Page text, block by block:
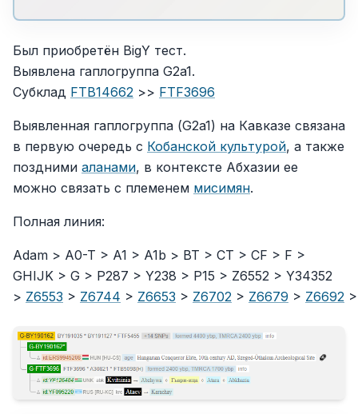
Был приобретён BigY тест.
Выявлена гаплогруппа G2a1.
Субклад FTB14662 >> FTF3696
Выявленная гаплогруппа (G2a1) на Кавказе связана
в первую очередь с Кобанской культурой, а также
поздними аланами, в контексте Абхазии ее
можно связать с племенем мисимян.
Полная линия:
Adam > A0-T > A1 > A1b > BT > CT > CF > F >
GHIJK > G > P287 > Y238 > P15 > Z6552 > Y34352
> Z6553 > Z6744 > Z6653 > Z6702 > Z6679 > Z6692